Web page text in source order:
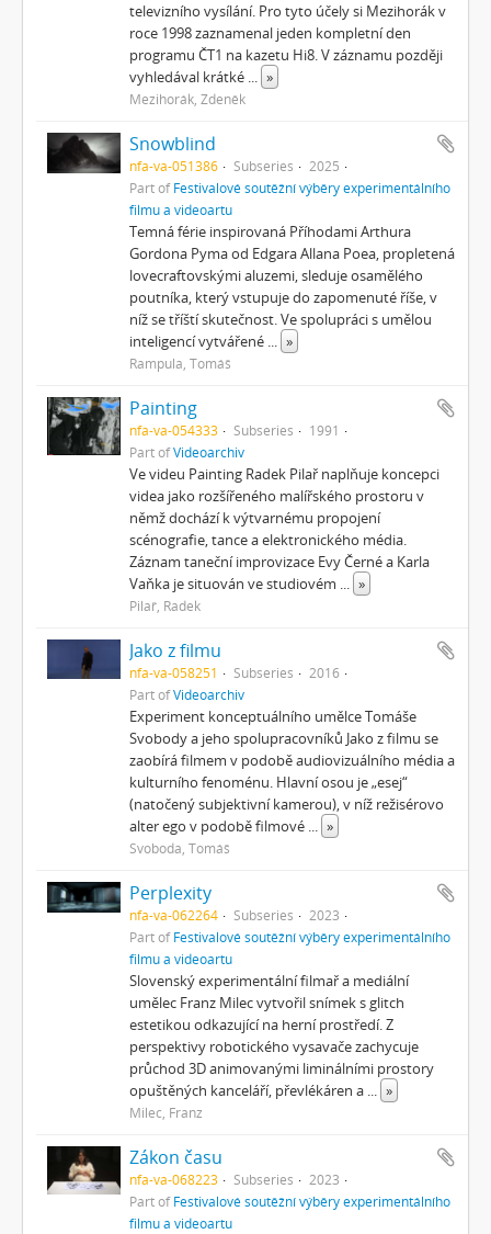
televizního vysílání. Pro tyto účely si Mezihorák v
roce 1998 zaznamenal jeden kompletní den
programu ČT1 na kazetu Hi8. V záznamu později
vyhledával krátké ... »
Mezihorák, Zdeněk
Snowblind
nfa-va-051386 Subseries
2025
Part ofFestivalové soutěžní výběry experimentálního
filmu a videoartu
Temná férie inspirovaná Příhodami Arthura
Gordona Pyma od Edgara Allana Poea, propletená
lovecraftovskými aluzemi, sleduje osamělého
poutníka, který vstupuje do zapomenuté říše, v
níž se tříští skutečnost. Ve spolupráci s umělou
inteligencí vytvářené ... »
Rampula, Tomáš
Painting
nfa-va-054333 Subseries
1991
Part ofVideoarchiv
Ve videu Painting Radek Pilař naplňuje koncepci
videa jako rozšířeného malířského prostoru v
němž dochází k výtvarnému propojení
scénografie, tance a elektronického média.
Záznam taneční improvizace Evy Černé a Karla
Vaňka je situován ve studiovém ... »
Pilař, Radek
Jako z filmu
nfa-va-058251 Subseries
2016
Part ofVideoarchiv
Experiment konceptuálního umělce Tomáše
Svobody a jeho spolupracovníků Jako z filmu se
zaobírá filmem v podobě audiovizuálního média a
kulturního fenoménu. Hlavní osou je „esej“
(natočený subjektivní kamerou), v níž režisérovo
alter ego v podobě filmové ... »
Svoboda, Tomáš
Perplexity
nfa-va-062264 Subseries
2023
Part ofFestivalové soutěžní výběry experimentálního
filmu a videoartu
Slovenský experimentální filmař a mediální
umělec Franz Milec vytvořil snímek s glitch
estetikou odkazující na herní prostředí. Z
perspektivy robotického vysavače zachycuje
průchod 3D animovanými liminálními prostory
opuštěných kanceláří, převlékáren a ... »
Milec, Franz
Zákon času
nfa-va-068223 Subseries
2023
Part ofFestivalové soutěžní výběry experimentálního
filmu a videoartu